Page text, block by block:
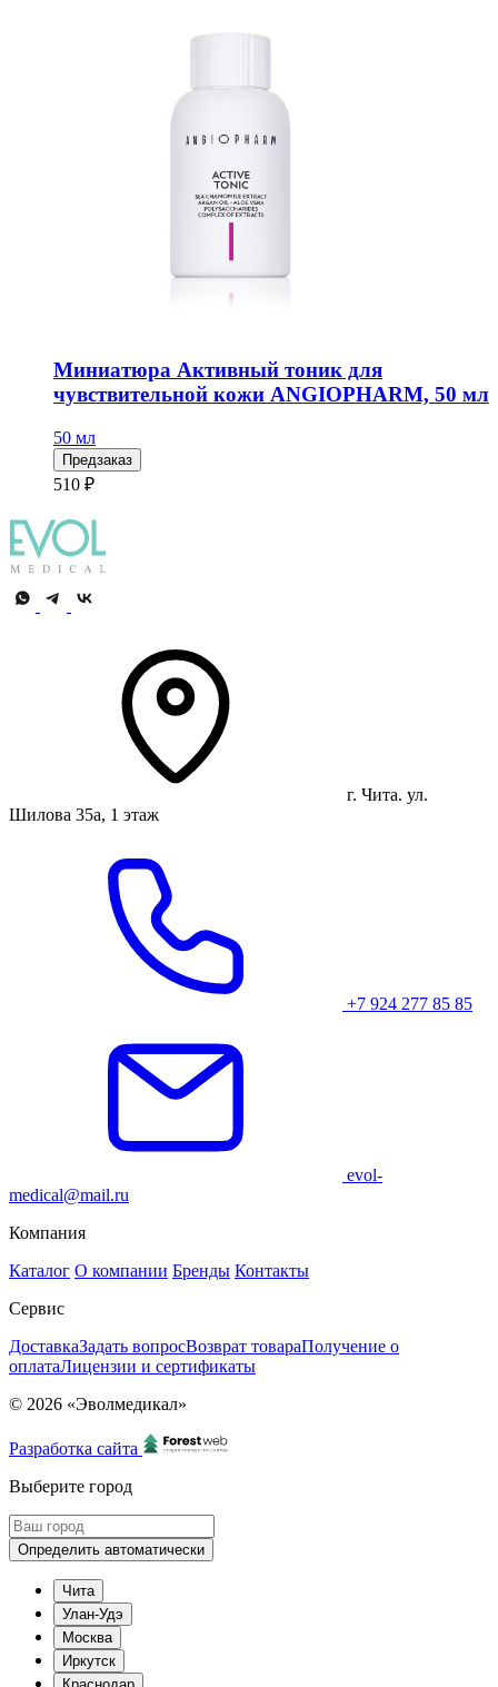
Миниатюра Активный тоник для
чувствительной кожи ANGIOPHARM, 50 мл
50 мл
Предзаказ
510 ₽
г. Чита. ул.
Шилова 35а, 1 этаж
+7 924 277 85 85
evol-
medical@mail.ru
Компания
Каталог О компании Бренды Контакты
Сервис
ДоставкаЗадать вопросВозврат товараПолучение о
оплатаЛицензии и сертификаты
© 2026 «Эволмедикал»
Разработка сайта
Выберите город
Определить автоматически
Чита
Улан-Удэ
Москва
Иркутск